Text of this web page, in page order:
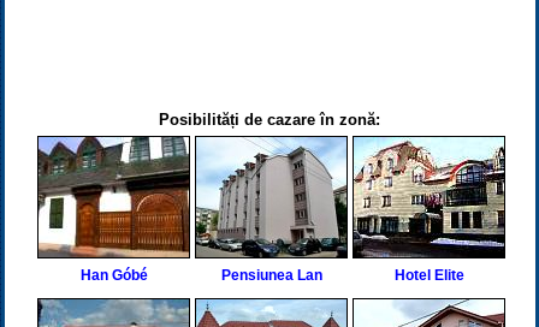
Posibilități de cazare în zonă:
Han Góbé Pensiunea Lan Hotel Elite